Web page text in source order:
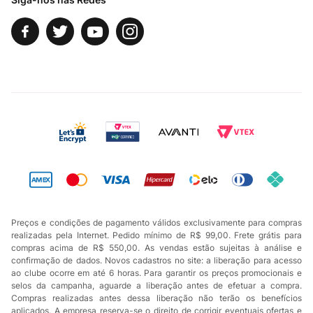
Preços e condições de pagamento válidos exclusivamente para compras
realizadas pela Internet. Pedido mínimo de R$ 99,00. Frete grátis para
compras acima de R$ 550,00. As vendas estão sujeitas à análise e
confirmação de dados. Novos cadastros no site: a liberação para acesso
ao clube ocorre em até 6 horas. Para garantir os preços promocionais e
selos da campanha, aguarde a liberação antes de efetuar a compra.
Compras realizadas antes dessa liberação não terão os benefícios
aplicados. A empresa reserva-se o direito de corrigir eventuais ofertas e